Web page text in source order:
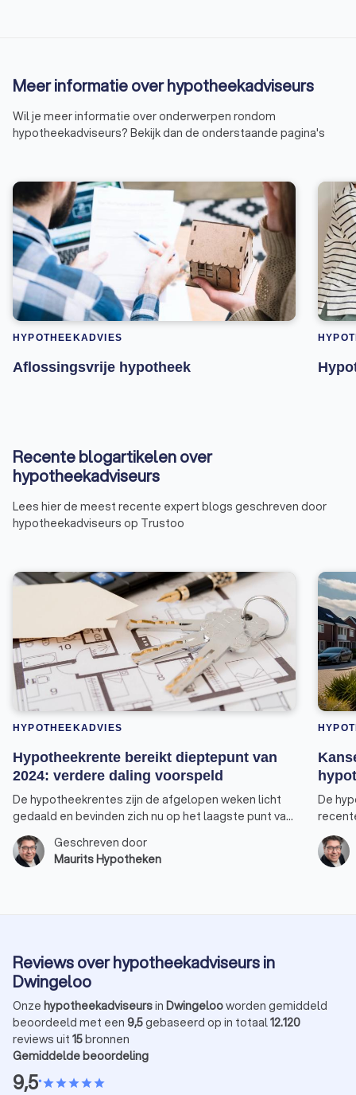
Meer informatie over hypotheekadviseurs
Wil je meer informatie over onderwerpen rondom
hypotheekadviseurs? Bekijk dan de onderstaande pagina's
HYPOTHEEKADVIES
Aflossingsvrije hypotheek
Recente blogartikelen over
hypotheekadviseurs
Lees hier de meest recente expert blogs geschreven door
hypotheekadviseurs op Trustoo
HYPOTHEEKADVIES
Hypotheekrente bereikt dieptepunt van
2024: verdere daling voorspeld
De hypotheekrentes zijn de afgelopen weken licht
gedaald en bevinden zich nu op het laagste punt van
2024. Vooral de rentepercentages voor 30, 20 en 10
jaar-vast bereikten een nieuw dieptepunt. De rente
voor 10 jaar vast, de populairste keuze onder
Geschreven door
Maurits Hypotheken
De
Reviews over hypotheekadviseurs in
Dwingeloo
Onze hypotheekadviseursin Dwingelooworden gemiddeld
beoordeeld met een 9,5gebaseerd op in totaal12.120
reviews uit 15bronnen
Gemiddelde beoordeling
9,5•starstarstarstarstar